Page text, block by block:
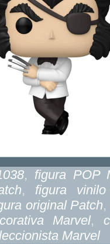
, figura POP
, figura
original Patch
Marvel,
Marvel